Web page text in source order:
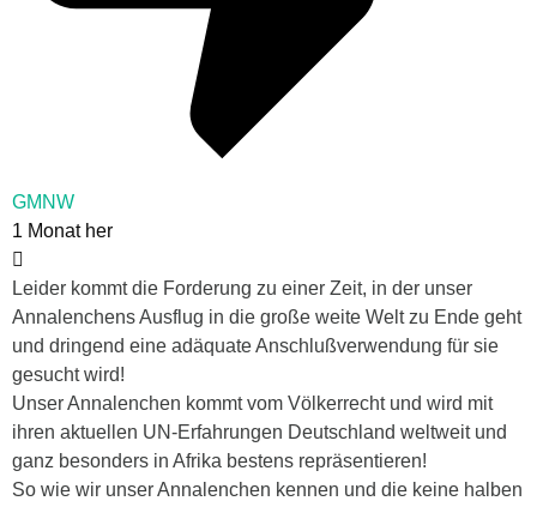
GMNW
1 Monat her
Leider kommt die Forderung zu einer Zeit, in der unser
Annalenchens Ausflug in die große weite Welt zu Ende geht
und dringend eine adäquate Anschlußverwendung für sie
gesucht wird!
Unser Annalenchen kommt vom Völkerrecht und wird mit
ihren aktuellen UN-Erfahrungen Deutschland weltweit und
ganz besonders in Afrika bestens repräsentieren!
So wie wir unser Annalenchen kennen und die keine halben